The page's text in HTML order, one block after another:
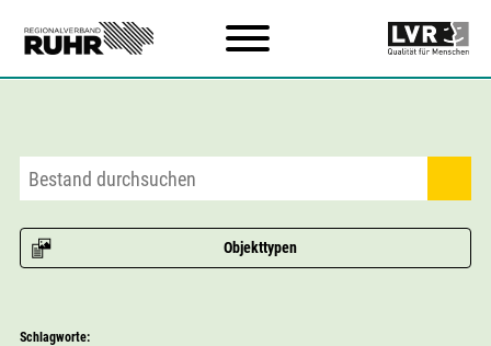
Objekttypen
Schlagworte: